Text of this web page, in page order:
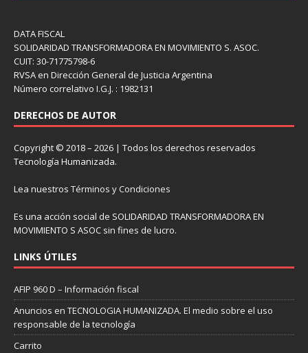
DATA FISCAL
SOLIDARIDAD TRANSFORMADORA EN MOVIMIENTO S. ASOC.
CUIT: 30-71775798-6
RVSA en Dirección General de Justicia Argentina
Número correlativo I.G.J. : 1982131
DERECHOS DE AUTOR
Copyright © 2018 – 2026 | Todos los derechos reservados
Tecnología Humanizada.
Lea nuestros Términos y Condiciones
Es una acción social de SOLIDARIDAD TRANSFORMADORA EN
MOVIMIENTO S ASOC sin fines de lucro.
LINKS ÚTILES
AFIP 960 D – Información fiscal
Anuncios en TECNOLOGIA HUMANIZADA. El medio sobre el uso
responsable de la tecnología
Carrito